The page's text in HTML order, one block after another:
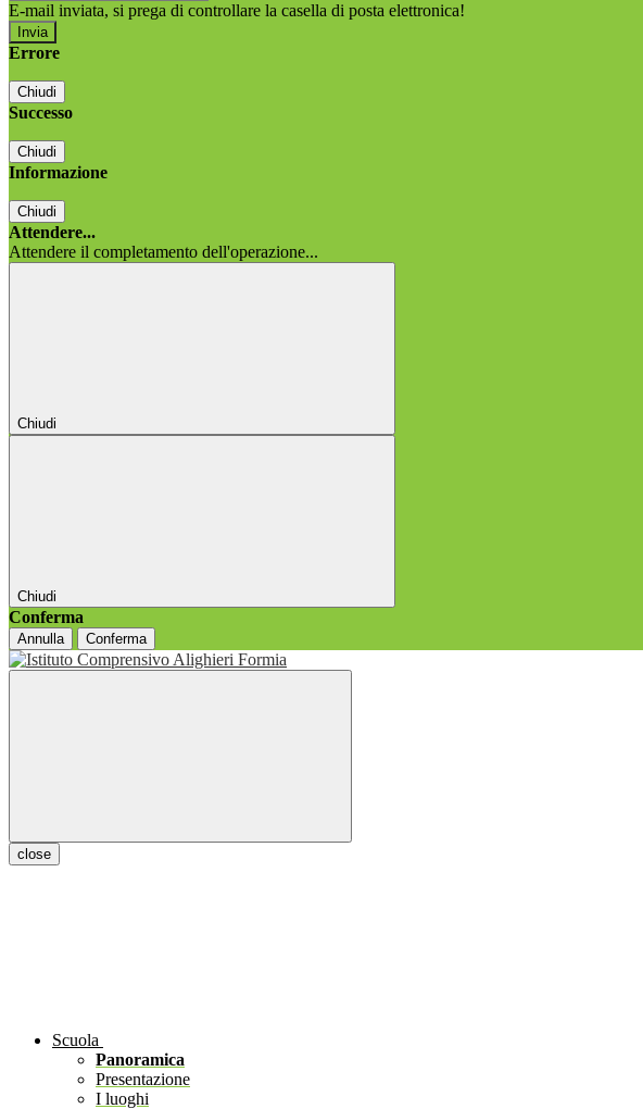
E-mail inviata, si prega di controllare la casella di posta elettronica!
Errore
Chiudi
Successo
Chiudi
Informazione
Chiudi
Attendere...
Attendere il completamento dell'operazione...
Chiudi
Chiudi
Conferma
Annulla Conferma
close
Scuola
Panoramica
Presentazione
I luoghi